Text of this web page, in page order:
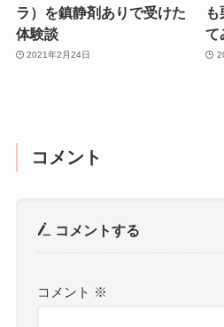
ラ）を鎮静剤ありで受けた
体験談
2021年2月24日
て
コメント
コメントする
コメント ※